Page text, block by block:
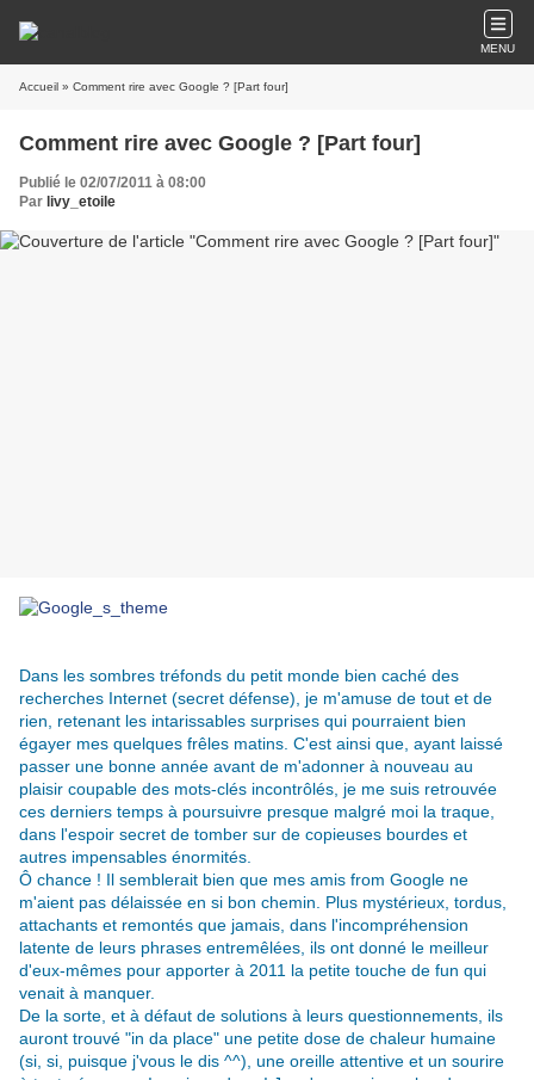
MENU
Accueil » Comment rire avec Google ? [Part four]
Comment rire avec Google ? [Part four]
Publié le 02/07/2011 à 08:00
Par livy_etoile
Dans les sombres tréfonds du petit monde bien caché des
recherches Internet (secret défense), je m'amuse de tout et de
rien, retenant les intarissables surprises qui pourraient bien
égayer mes quelques frêles matins. C'est ainsi que, ayant laissé
passer une bonne année avant de m'adonner à nouveau au
plaisir coupable des mots-clés incontrôlés, je me suis retrouvée
ces derniers temps à poursuivre presque malgré moi la traque,
dans l'espoir secret de tomber sur de copieuses bourdes et
autres impensables énormités.
Ô chance ! Il semblerait bien que mes amis from Google ne
m'aient pas délaissée en si bon chemin. Plus mystérieux, tordus,
attachants et remontés que jamais, dans l'incompréhension
latente de leurs phrases entremêlées, ils ont donné le meilleur
d'eux-mêmes pour apporter à 2011 la petite touche de fun qui
venait à manquer.
De la sorte, et à défaut de solutions à leurs questionnements, ils
auront trouvé "in da place" une petite dose de chaleur humaine
(si, si, puisque j'vous le dis ^^), une oreille attentive et un sourire